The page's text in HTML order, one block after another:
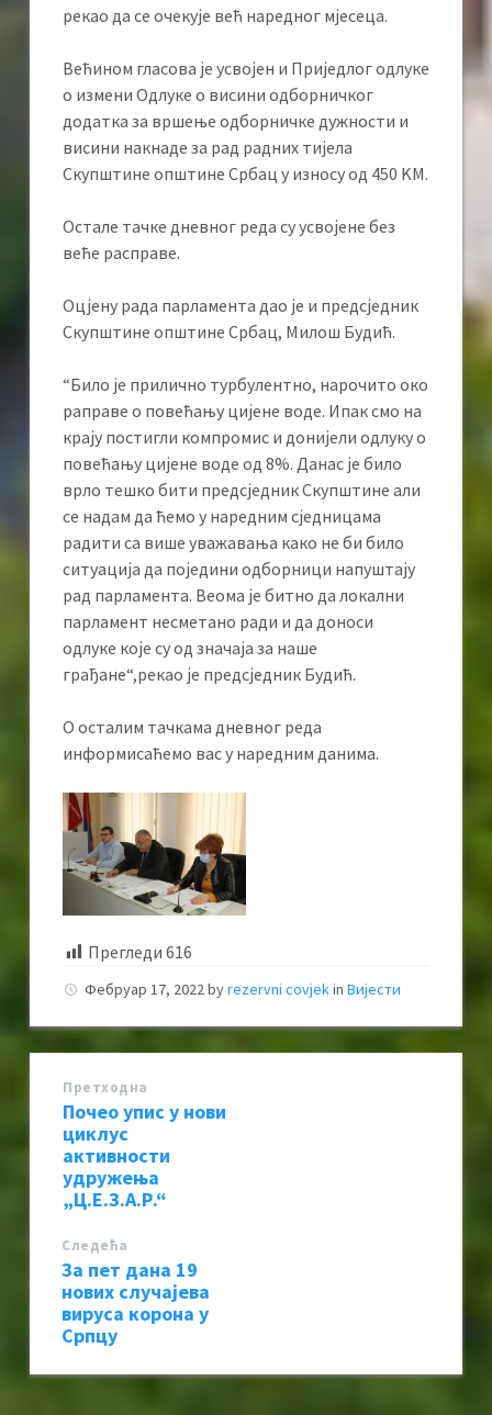
рекао да се очекује већ наредног мјесеца.
Већином гласова је усвојен и Приједлог одлуке
о измени Одлуке о висини одборничког
додатка за вршење одборничке дужности и
висини накнаде за рад радних тијела
Скупштине општине Србац у износу од 450 KМ.
Остале тачке дневног реда су усвојене без
веће расправе.
Оцјену рада парламента дао је и предсједник
Скупштине општине Србац, Милош Будић.
“Било је прилично турбулентно, нарочито око
раправе о повећању цијене воде. Ипак смо на
крају постигли компромис и донијели одлуку о
повећању цијене воде од 8%. Данас је било
врло тешко бити предсједник Скупштине али
се надам да ћемо у наредним сједницама
радити са више уважавања како не би било
ситуација да поједини одборници напуштају
рад парламента. Веома је битно да локални
парламент несметано ради и да доноси
одлуке које су од значаја за наше
грађане“,рекао је предсједник Будић.
О осталим тачкама дневног реда
информисаћемо вас у наредним данима.
Прегледи 616
Фебруар 17, 2022byrezervni covjekin Вијести
Претходна
Почео упис у нови
циклус
активности
удружења
„Ц.Е.З.А.Р.“
Следећa
За пет дана 19
нових случајева
вируса корона у
Српцу